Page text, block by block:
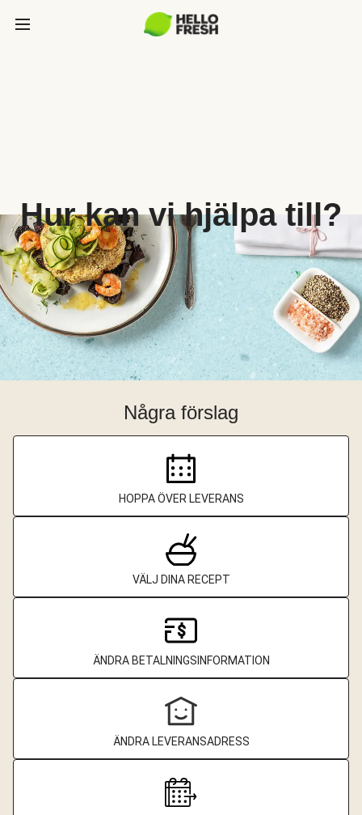
Hur kan vi hjälpa till?
Några förslag
HOPPA ÖVER LEVERANS
VÄLJ DINA RECEPT
ÄNDRA BETALNINGSINFORMATION
ÄNDRA LEVERANSADRESS